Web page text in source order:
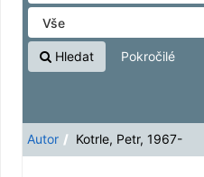
Hledat Pokročilé
Autor Kotrle, Petr, 1967-